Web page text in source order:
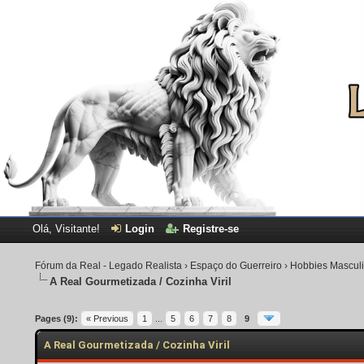
Olá, Visitante! Login Registre-se
Fórum da Real - Legado Realista › Espaço do Guerreiro › Hobbies
A Real Gourmetizada / Cozinha Viril
Pages (9): « Previous 1 5 6 7 8 9
5 Voto(s) - 5 em Média
1
2
3
4
5
A Real Gourmetizada / Cozinha Viril